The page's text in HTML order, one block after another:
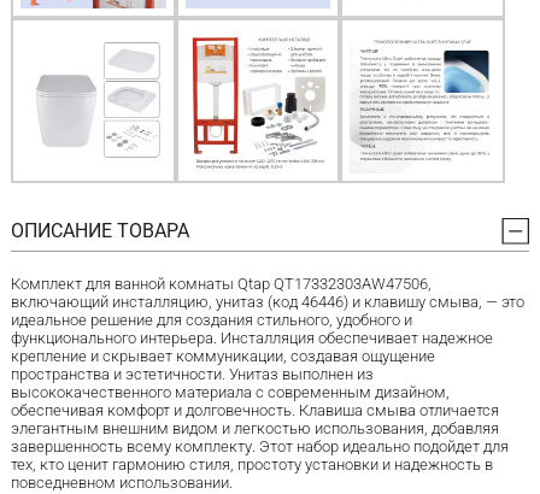
ОПИСАНИЕ ТОВАРА
Комплект для ванной комнаты Qtap QT17332303AW47506,
включающий инсталляцию, унитаз (код 46446) и клавишу смыва, — это
идеальное решение для создания стильного, удобного и
функционального интерьера. Инсталляция обеспечивает надежное
крепление и скрывает коммуникации, создавая ощущение
пространства и эстетичности. Унитаз выполнен из
высококачественного материала с современным дизайном,
обеспечивая комфорт и долговечность. Клавиша смыва отличается
элегантным внешним видом и легкостью использования, добавляя
завершенность всему комплекту. Этот набор идеально подойдет для
тех, кто ценит гармонию стиля, простоту установки и надежность в
повседневном использовании.